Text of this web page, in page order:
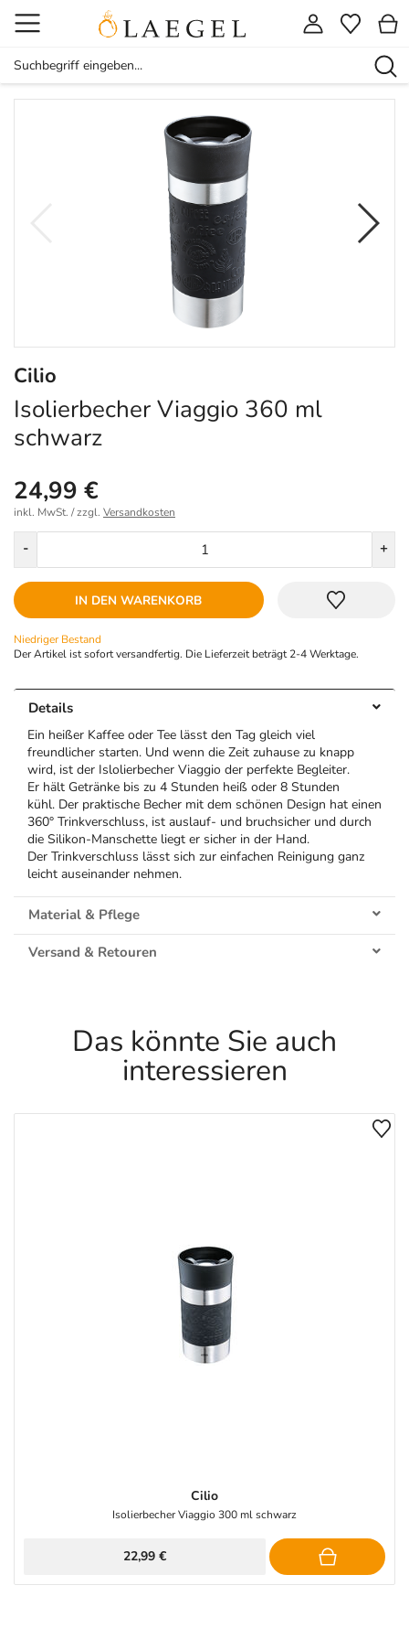
Cilio
Isolierbecher Viaggio 360 ml
schwarz
24,99 €
inkl. MwSt. / zzgl. Versandkosten
- +
IN DEN WARENKORB
Niedriger Bestand
Der Artikel ist sofort versandfertig. Die Lieferzeit beträgt 2-4 Werktage.
Details
Ein heißer Kaffee oder Tee lässt den Tag gleich viel
freundlicher starten. Und wenn die Zeit zuhause zu knapp
wird, ist der Islolierbecher Viaggio der perfekte Begleiter.
Er hält Getränke bis zu 4 Stunden heiß oder 8 Stunden
kühl. Der praktische Becher mit dem schönen Design hat einen
360° Trinkverschluss, ist auslauf- und bruchsicher und durch
die Silikon-Manschette liegt er sicher in der Hand.
Der Trinkverschluss lässt sich zur einfachen Reinigung ganz
leicht auseinander nehmen.
Material & Pflege
Versand & Retouren
Das könnte Sie auch
interessieren
Cilio
Isolierbecher Viaggio 300 ml schwarz
22,99 €